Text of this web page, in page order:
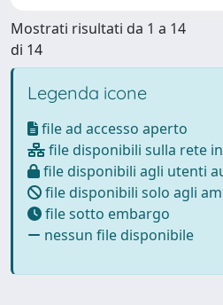
Mostrati risultati da 1 a 14
di 14
Legenda icone
file ad accesso aperto
file disponibili sulla rete
file disponibili agli utenti
file disponibili solo agli
file sotto embargo
nessun file disponibile